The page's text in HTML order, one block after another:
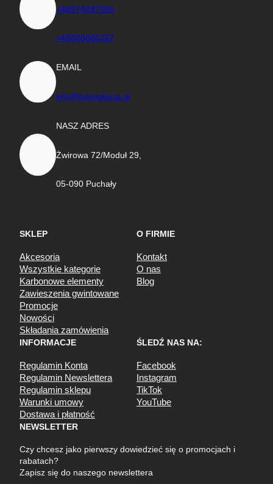
+48574397555
+48666606267
EMAIL
info@tuningbaza.pl
NASZ ADRES
Żwirowa 72/Moduł 29,
05-090 Puchały
SKLEP
Akcesoria
Wszystkie kategorie
Karbonowe elementy
Zawieszenia gwintowane
Promocje
Nowości
Składania zamówienia
O FIRMIE
Kontakt
O nas
Blog
INFORMACJE
Regulamin Konta
Regulamin Newslettera
Regulamin sklepu
Warunki umowy
Dostawa i płatność
ŚLEDŹ NAS NA:
Facebook
Instagram
TikTok
YouTube
NEWSLETTER
Czy chcesz jako pierwszy dowiedzieć się o promocjach i
rabatach?
Zapisz się do naszego newslettera